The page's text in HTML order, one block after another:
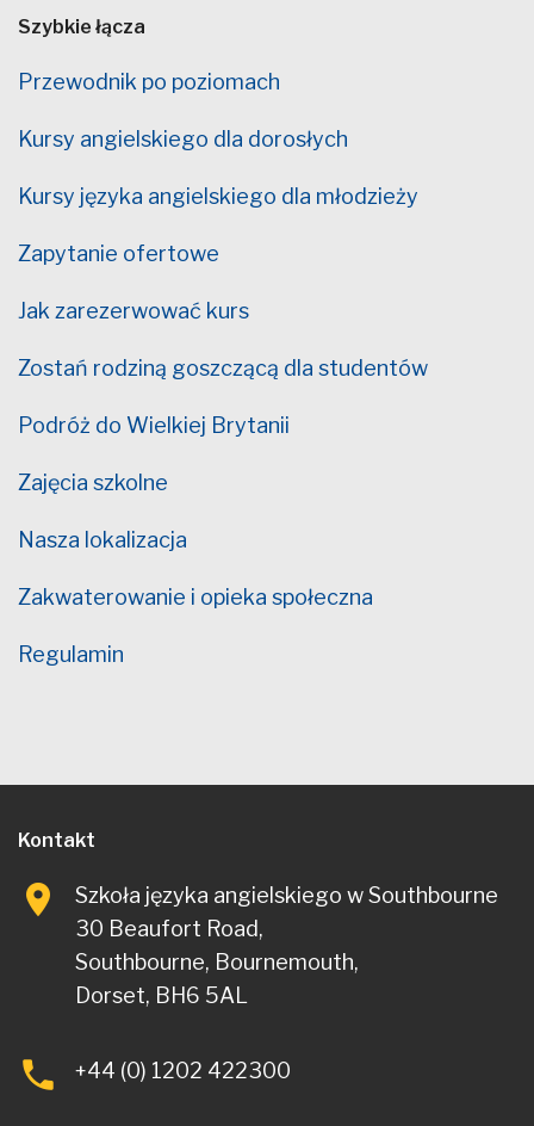
Szybkie łącza
Przewodnik po poziomach
Kursy angielskiego dla dorosłych
Kursy języka angielskiego dla młodzieży
Zapytanie ofertowe
Jak zarezerwować kurs
Zostań rodziną goszczącą dla studentów
Podróż do Wielkiej Brytanii
Zajęcia szkolne
Nasza lokalizacja
Zakwaterowanie i opieka społeczna
Regulamin
Kontakt
Szkoła języka angielskiego w Southbourne
30 Beaufort Road,
Southbourne, Bournemouth,
Dorset, BH6 5AL
+44 (0) 1202 422300